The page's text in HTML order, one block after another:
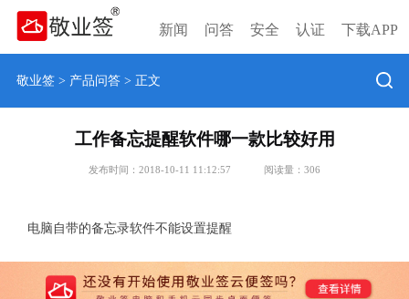
新闻 问答 安全 认证 下载APP
敬业签> 产品问答> 正文
工作备忘提醒软件哪一款比较好用
发布时间：2018-10-11 11:12:57 阅读量： 306
电脑自带的备忘录软件不能设置提醒